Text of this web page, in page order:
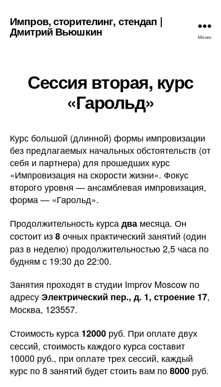
Импров, сторителинг, стендап |
Дмитрий Вьюшкин Меню
Сессия вторая, курс
«Гарольд»
Курс большой (длинной) формы импровизации
без предлагаемых начальных обстоятельств (от
себя и партнера) для прошедших курс
«Импровизация на скорости жизни». Фокус
второго уровня — ансамблевая импровизация,
форма — «Гарольд».
Продолжительность курсадва месяца. Он
состоит из8очных практический занятий (один
раз в неделю) продолжительностью 2,5 часа по
будням с 19:30 до 22:00.
Занятия проходят в студии Improv Moscow по
адресуЭлектрический пер., д. 1, строение 17,
Москва, 123557.
Стоимость курса 12000 руб. При оплате двух
сессий, стоимость каждого курса составит
10000 руб., при оплате трех сессий, каждый
курс по 8 занятий будет стоить вам по8000 руб.